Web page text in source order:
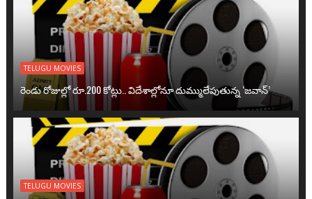
TELUGU MOVIES
రెండు రోజుల్లో రూ.200 కోట్లు.. విదేశాల్లోనూ దుమ్ములేపుతున్న ‘జవాన్’
TELUGU MOVIES